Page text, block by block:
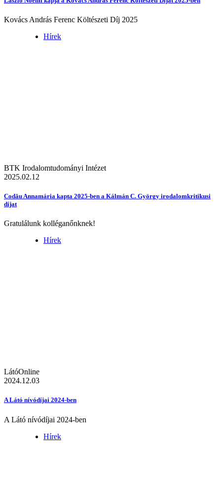
Kovács András Ferenc Költészeti Díj 2025
Hírek
BTK Irodalomtudományi Intézet
2025.02.12
Codău Annamária kapta 2025-ben a Kálmán C. György irodalomkritikusi
díjat
Gratulálunk kolléganőnknek!
Hírek
LátóOnline
2024.12.03
A Látó nívódíjai 2024-ben
A Látó nívódíjai 2024-ben
Hírek